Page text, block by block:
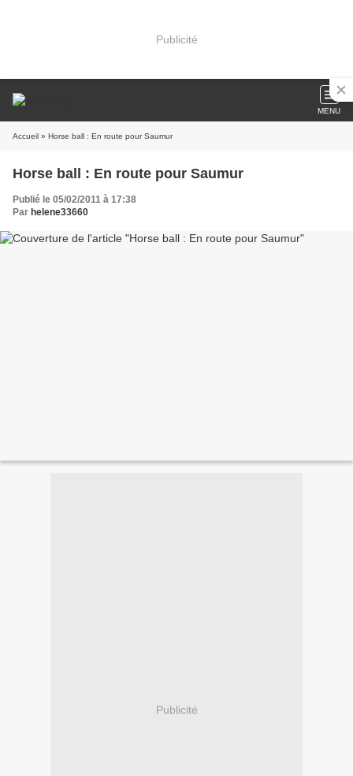
Publicité
MENU
Accueil » Horse ball : En route pour Saumur
Horse ball : En route pour Saumur
Publié le 05/02/2011 à 17:38
Par helene33660
Publicité